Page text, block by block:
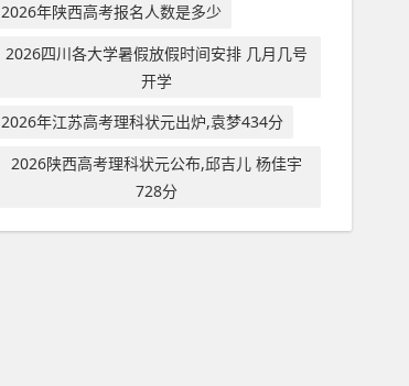
2026年陕西高考报名人数是多少
2026四川各大学暑假放假时间安排 几月几号
开学
2026年江苏高考理科状元出炉,袁梦434分
2026陕西高考理科状元公布,邱吉儿 杨佳宇
728分